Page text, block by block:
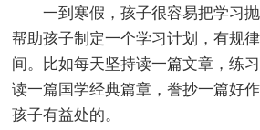
一到寒假，孩子很容易把学习抛
帮助孩子制定一个学习计划，有规
间。比如每天坚持读一篇文章，练
读一篇国学经典篇章，誊抄一篇好
孩子有益处的。